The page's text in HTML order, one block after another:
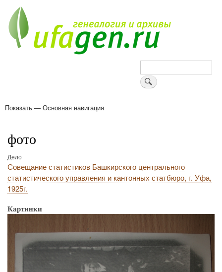
основному
содержанию
Поиск
Основная
Показать — Основная навигация
фото
Дело
Совещание статистиков Башкирского центрального
статистического управления и кантонных статбюро, г. Уфа,
1925г.
Картинки